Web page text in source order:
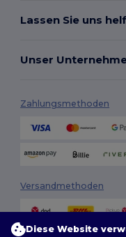
Lassen Sie uns
Unser
Zahlungsmethoden
Versandmethoden
Diese Website